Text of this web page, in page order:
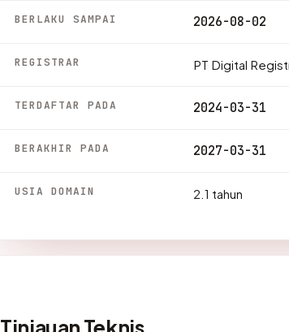
BERLAKU SAMPAI 2026-08-02
REGISTRAR PT Digital
TERDAFTAR PADA 2024-03-31
BERAKHIR PADA 2027-03-31
USIA DOMAIN 2.1 tahun